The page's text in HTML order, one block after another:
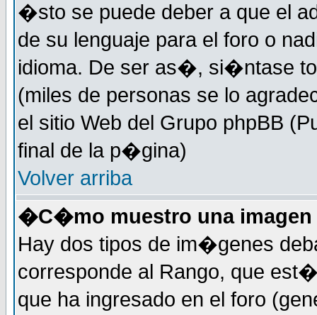
�sto se puede deber a que el
de su lenguaje para el foro o
idioma. De ser as�, si�ntase
(miles de personas se lo
el sitio Web del Grupo phpBB
final de la p�gina)
Volver arriba
�C�mo muestro una imagen
Hay dos tipos de im�genes
corresponde al Rango, que
que ha ingresado en el foro